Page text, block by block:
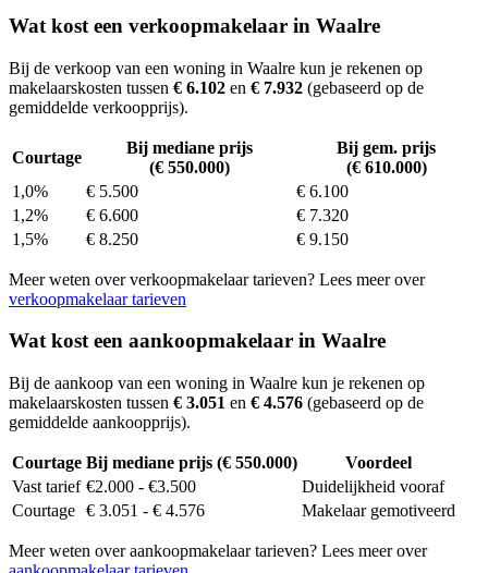
Wat kost een verkoopmakelaar in Waalre
Bij de verkoop van een woning in Waalre kun je rekenen op
makelaarskosten tussen € 6.102 en € 7.932 (gebaseerd op de
gemiddelde verkoopprijs).
Courtage
Bij mediane prijs
(€ 550.000)
Bij gem. prijs
(€ 610.000)
1,0%
€ 5.500
€ 6.100
1,2%
€ 6.600
€ 7.320
1,5%
€ 8.250 € 9.150
Meer weten over verkoopmakelaar tarieven? Lees meer over
verkoopmakelaar tarieven
Wat kost een aankoopmakelaar in Waalre
Bij de aankoop van een woning in Waalre kun je rekenen op
makelaarskosten tussen € 3.051 en € 4.576 (gebaseerd op de
gemiddelde aankoopprijs).
Courtage Bij mediane prijs (€ 550.000)
Voordeel
Vast tarief €2.000 - €3.500
Duidelijkheid vooraf
Courtage € 3.051 - € 4.576 Makelaar gemotiveerd
Meer weten over aankoopmakelaar tarieven? Lees meer over